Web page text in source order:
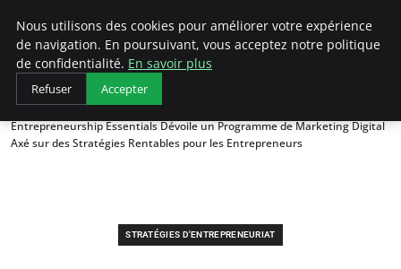
LECFCM
Accueil
Stratégies d'entrepreneuriat
Entrepreneurship Essentials Dévoile un Programme de Marketing Digital
Axé sur des Stratégies Rentables pour les Entrepreneurs
STRATÉGIES D'ENTREPRENEURIAT
Nous utilisons des cookies pour améliorer votre expérience
de navigation. En poursuivant, vous acceptez notre politique
de confidentialité. En savoir plus
Refuser Accepter